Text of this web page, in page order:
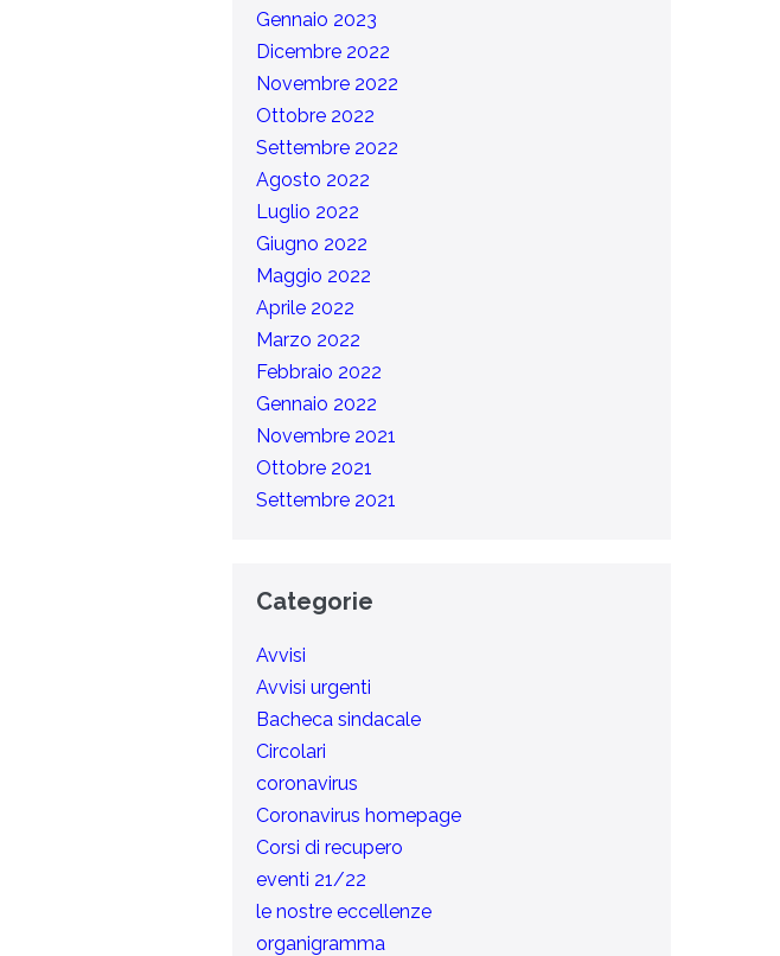
Gennaio 2023
Dicembre 2022
Novembre 2022
Ottobre 2022
Settembre 2022
Agosto 2022
Luglio 2022
Giugno 2022
Maggio 2022
Aprile 2022
Marzo 2022
Febbraio 2022
Gennaio 2022
Novembre 2021
Ottobre 2021
Settembre 2021
Categorie
Avvisi
Avvisi urgenti
Bacheca sindacale
Circolari
coronavirus
Coronavirus homepage
Corsi di recupero
eventi 21/22
le nostre eccellenze
organigramma